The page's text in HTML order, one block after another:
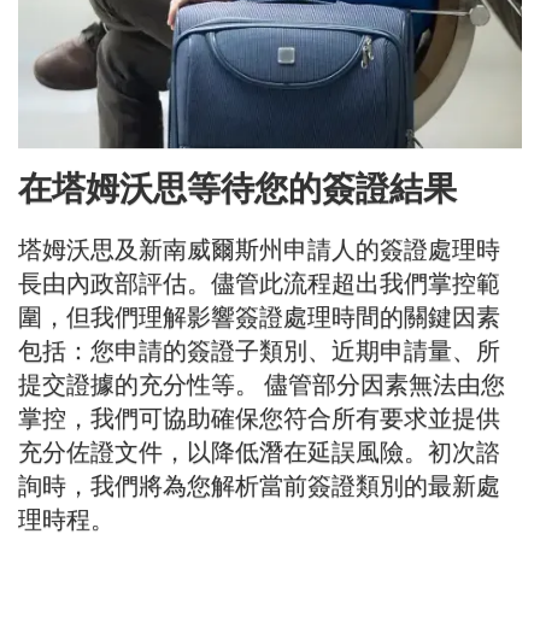
在塔姆沃思等待您的簽證結果
塔姆沃思及新南威爾斯州申請人的簽證處理時
長由內政部評估。儘管此流程超出我們掌控範
圍，但我們理解影響簽證處理時間的關鍵因素
包括：您申請的簽證子類別、近期申請量、所
提交證據的充分性等。 儘管部分因素無法由您
掌控，我們可協助確保您符合所有要求並提供
充分佐證文件，以降低潛在延誤風險。初次諮
詢時，我們將為您解析當前簽證類別的最新處
理時程。